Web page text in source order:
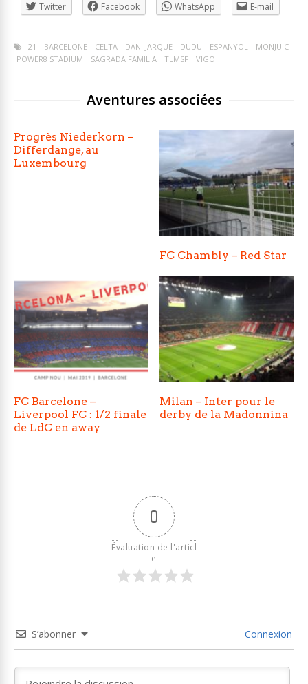
Twitter
Facebook WhatsApp E-mail
21 BARCELONE CELTA DANI JARQUE DUDU ESPANYOL
MONJUIC
POWER8 STADIUM
SAGRADA FAMILIA TLMSF VIGO
Aventures associées
Progrès Niederkorn –
Differdange, au
Luxembourg
FC Chambly – Red Star
FC Barcelone –
Liverpool FC : 1/2 finale
de LdC en away
Milan – Inter pour le
derby de la Madonnina
0
Évaluation de l'articl
e
S’abonner Connexion